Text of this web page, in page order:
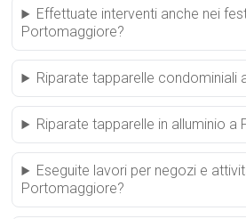
Effettuate interventi anche nei
Portomaggiore?
Riparate tapparelle condominiali
Riparate tapparelle in alluminio a
Eseguite lavori per negozi e
Portomaggiore?